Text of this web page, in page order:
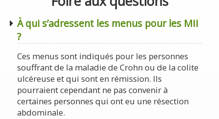
À qui s’adressent les menus pour les MII
?
Ces menus sont indiqués pour les personnes
souffrant de la maladie de Crohn ou de la colite
ulcéreuse et qui sont en rémission. Ils
pourraient cependant ne pas convenir à
certaines personnes qui ont eu une résection
abdominale.